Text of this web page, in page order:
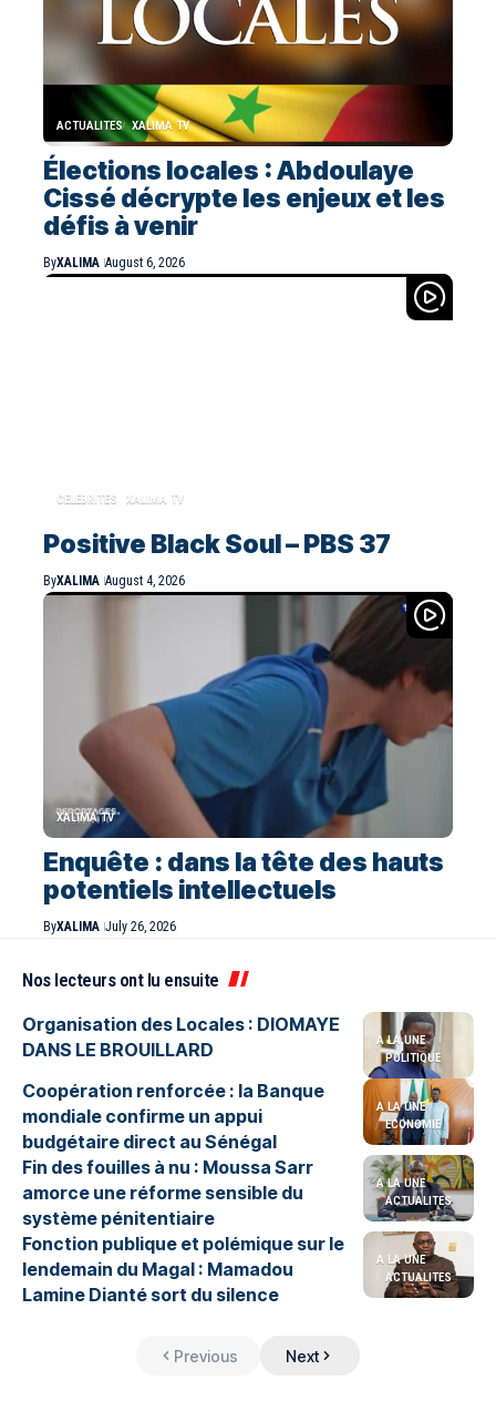
ACTUALITES XALIMA TV
Élections locales : Abdoulaye
Cissé décrypte les enjeux et les
défis à venir
ByXALIMA August 6, 2026
CELEBRITES XALIMA TV
Positive Black Soul – PBS 37
ByXALIMA August 4, 2026
XALIMA TV
Enquête : dans la tête des hauts
potentiels intellectuels
ByXALIMA July 26, 2026
Nos lecteurs ont lu ensuite
A LA UNE
POLITIQUE
Organisation des Locales : DIOMAYE
DANS LE BROUILLARD
A LA UNE
ÉCONOMIE
Coopération renforcée : la Banque
mondiale confirme un appui
budgétaire direct au Sénégal
A LA UNE
ACTUALITES
Fin des fouilles à nu : Moussa Sarr
amorce une réforme sensible du
système pénitentiaire
A LA UNE
ACTUALITES
Fonction publique et polémique sur le
lendemain du Magal : Mamadou
Lamine Dianté sort du silence
Previous Next